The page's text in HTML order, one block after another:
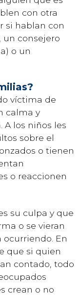
con otra
si hablan con
un consejero
o un
víctima de
calma y
A los niños les
sobre el
o tienen
o reaccionen
su culpa y que
o se vieran
ocurriendo. En
que si quien
contado, todo
crean o no